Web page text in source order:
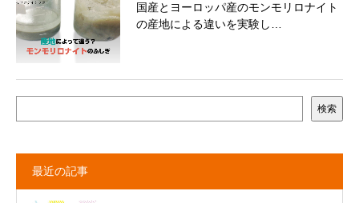
国産とヨーロッパ産のモンモリロナイト
の産地による違いを実験し…
検索
最近の記事